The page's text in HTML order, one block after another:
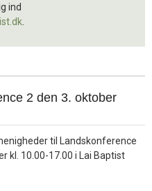
ind
2 den 3. oktober
til Landskonference
kl. 10.00-17.00 i Lai Baptist